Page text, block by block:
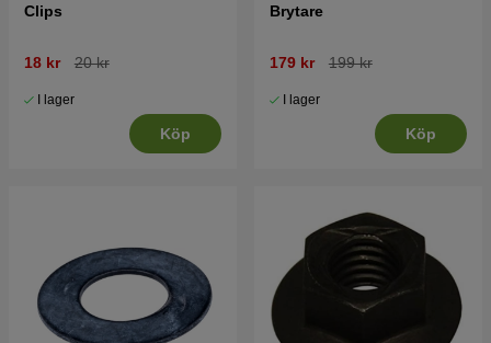
Clips
18 kr 20 kr
I lager
Köp
Brytare
179 kr 199 kr
I lager
Köp